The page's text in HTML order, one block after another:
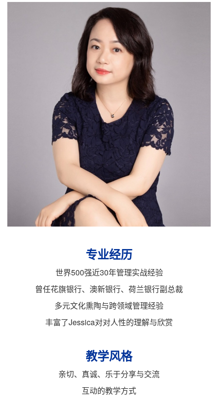
专业经历
世界500强近30年管理实战经验
曾任花旗银行、澳新银行、荷兰银行副总裁
多元文化熏陶与跨领域管理经验
丰富了Jessica对对人性的理解与欣赏
教学风格
亲切、真诚、乐于分享与交流
互动的教学方式